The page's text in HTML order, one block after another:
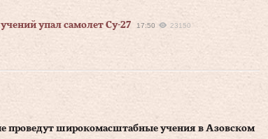
упал самолет Су-27
17:50 23150
проведут широкомасштабные учения в Азовском